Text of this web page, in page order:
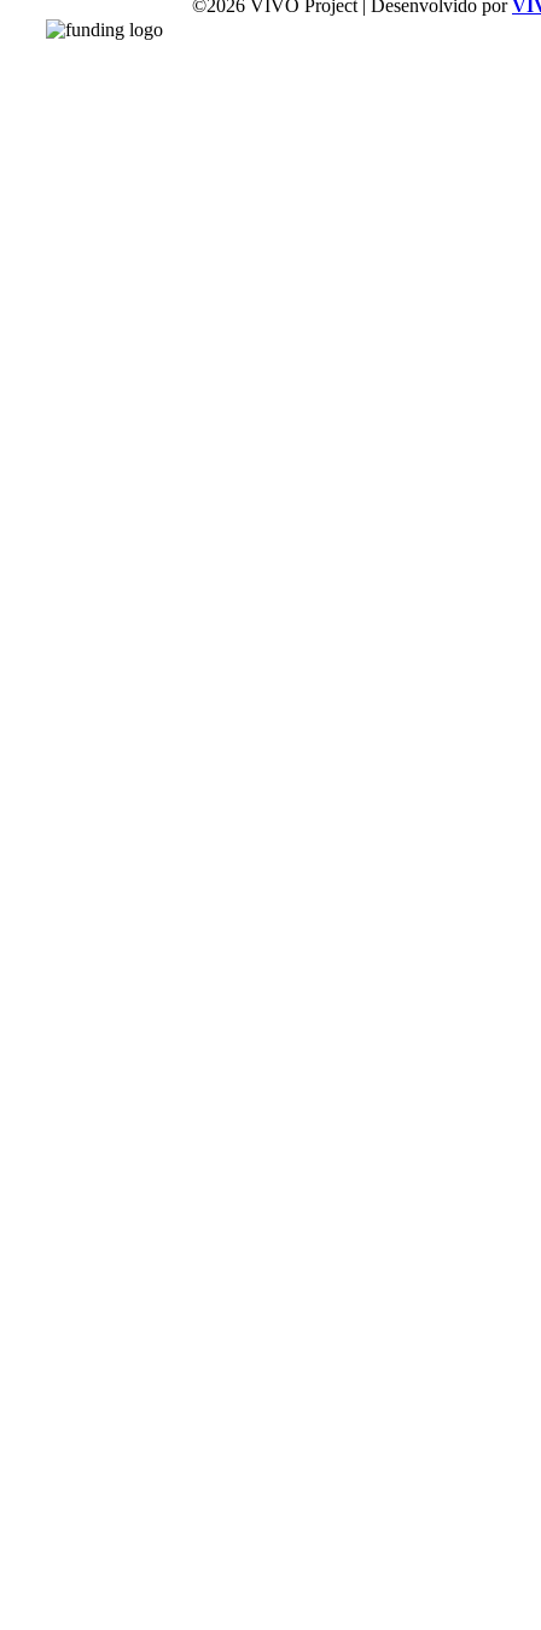
©2026 VIVO Project | Desenvolvido por